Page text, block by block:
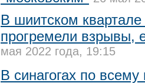
В шиитском
прогремели взрывы,
мая 2022 года, 19:15
В синагогах по